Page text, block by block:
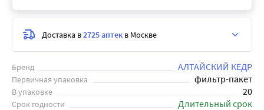
Бренд АЛТАЙСКИЙ КЕДР
Первичная упаковка фильтр-пакет
В упаковке 20
Срок годности Длительный срок
Доставка в2725 аптек в Москве